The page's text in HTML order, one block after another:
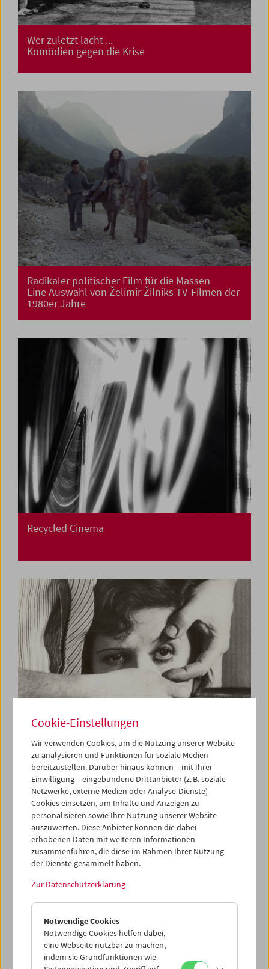
Wer zuletzt lacht ...
Komödien gegen die Krise
Radikaler politischer Film für die Massen
Eine Auswahl von Želimir Žilniks TV-Filmen der
1980er Jahre
Recycled Cinema
Films You Cannot See Elsewhere Amos-Vogel-
Atlas Kapitel 3: Die surreale Erfahrung
Cookie-Einstellungen
Wir verwenden Cookies, um die Nutzung unserer Website
zu analysieren und Funktionen für soziale Medien
bereitzustellen. Darüber hinaus können – mit Ihrer
Einwilligung – eingebundene Drittanbieter (z. B. soziale
Netzwerke, externe Medien oder Analyse-Dienste)
Cookies einsetzen, um Inhalte und Anzeigen zu
personalisieren sowie Ihre Nutzung unserer Website
auszuwerten. Diese Anbieter können die dabei
erhobenen Daten mit weiteren Informationen
zusammenführen, die diese im Rahmen Ihrer Nutzung
der Dienste gesammelt haben.
Zur Datenschutzerklärung
Notwendige Cookies
Notwendige Cookies helfen dabei,
eine Webseite nutzbar zu machen,
indem sie Grundfunktionen wie